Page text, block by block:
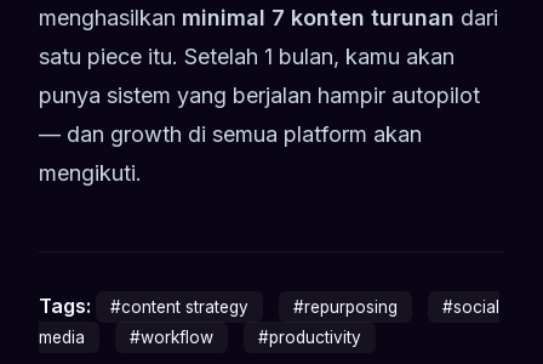
menghasilkan minimal 7 konten turunan dari
satu piece itu. Setelah 1 bulan, kamu akan
punya sistem yang berjalan hampir autopilot
— dan growth di semua platform akan
mengikuti.
Tags: #content strategy #repurposing
#social
media
#workflow #productivity